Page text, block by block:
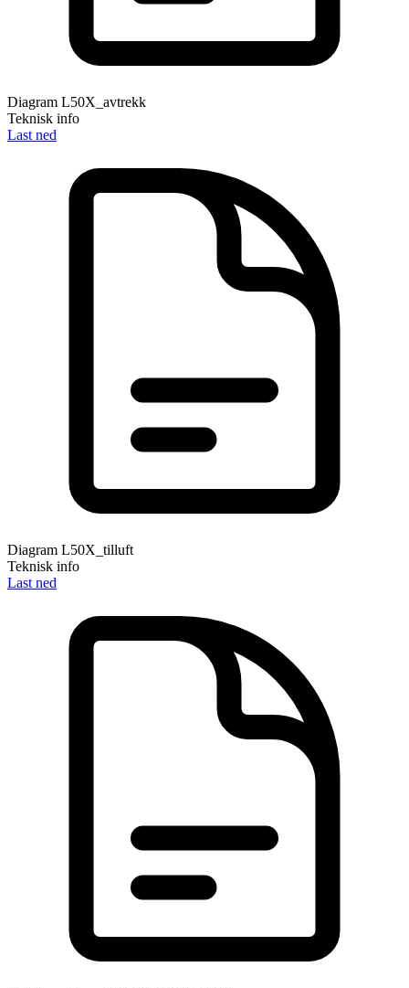
Diagram L50X_avtrekk
Teknisk info
Last ned
Diagram L50X_tilluft
Teknisk info
Last ned